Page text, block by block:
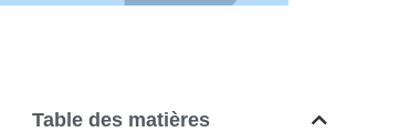
Table des matières